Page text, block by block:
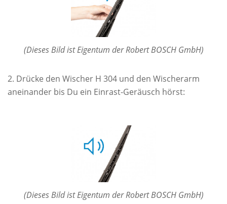
(Dieses Bild ist Eigentum der Robert BOSCH GmbH)
Drücke den Wischer H 304 und den Wischerarm
aneinander bis Du ein Einrast-Geräusch hörst:
(Dieses Bild ist Eigentum der Robert BOSCH GmbH)